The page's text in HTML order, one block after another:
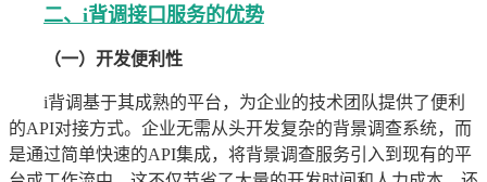
二、i背调接口服务的优势
（一）开发便利性
i背调基于其成熟的平台，为企业的技术团队提供了便利
的API对接方式。企业无需从头开发复杂的背景调查系统，而
是通过简单快速的API集成，将背景调查服务引入到现有的平